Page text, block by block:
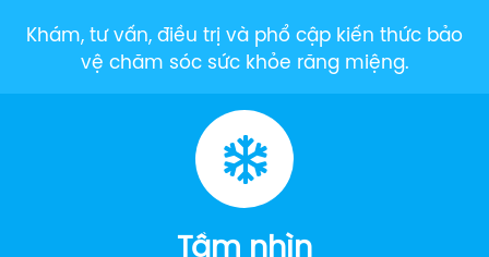
Khám, tư vấn, điều trị và phổ cập kiến thức bảo
vệ chăm sóc sức khỏe răng miệng.
Tầm nhìn